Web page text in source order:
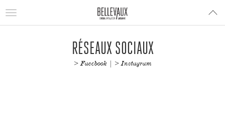
Toggle
RÉSEAUX SOCIAUX
> Facebook| > Instagram